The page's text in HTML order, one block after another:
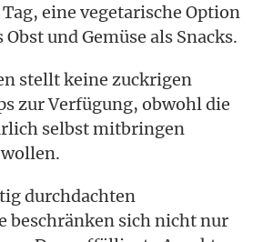
eine vegetarische Option
und Gemüse als Snacks.
stellt keine zuckrigen
zur Verfügung, obwohl die
selbst mitbringen
durchdachten
beschränken sich nicht nur